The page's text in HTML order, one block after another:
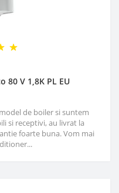
80 V 1,8K PL EU
de boiler si suntem
si receptivi, au livrat la
foarte buna. Vom mai